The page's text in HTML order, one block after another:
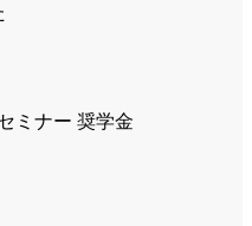
ミナー 奨学金